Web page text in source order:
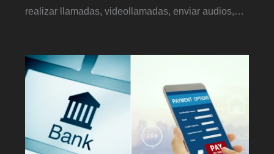
realizar llamadas, videollamadas, enviar audios,…